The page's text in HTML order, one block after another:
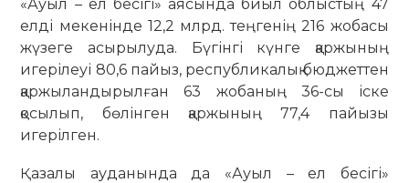
«Ауыл – ел бесігі» аясында биыл облыстың 47
елді мекенінде 12,2 млрд. теңгенің 216 жобасы
жүзеге асырылуда. Бүгінгі күнге қаржының
игерілeуі 80,6 пайыз, республикалық бюджеттен
қаржыландырылған 63 жобаның 36-сы іске
қосылып, бөлінген қаржының 77,4 пайызы
игерілген.
Қазалы ауданында да «Ауыл – ел бесігі»